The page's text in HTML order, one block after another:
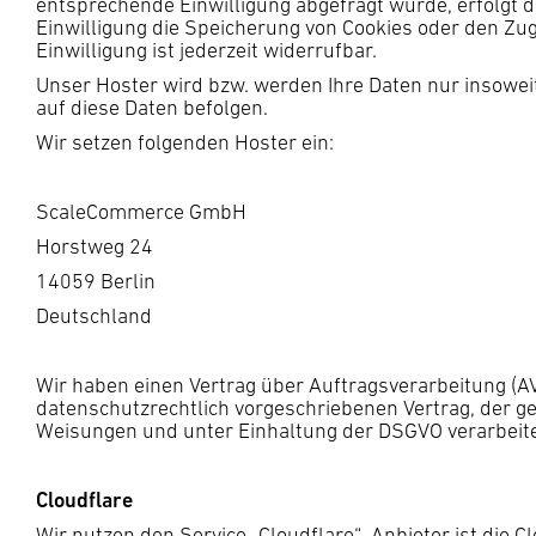
entsprechende Einwilligung abgefragt wurde, erfolgt
Einwilligung die Speicherung von Cookies oder den
Einwilligung ist jederzeit widerrufbar.
Unser Hoster wird bzw. werden Ihre Daten nur
auf diese Daten befolgen.
Wir setzen folgenden Hoster ein:
ScaleCommerce GmbH
Horstweg 24
14059 Berlin
Deutschland
Wir haben einen Vertrag über Auftragsverarbeitung
datenschutzrechtlich vorgeschriebenen Vertrag, der
Weisungen und unter Einhaltung der DSGVO
Cloudflare